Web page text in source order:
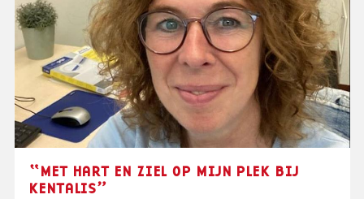
“MET HART EN ZIEL OP MIJN PLEK BIJ
KENTALIS”